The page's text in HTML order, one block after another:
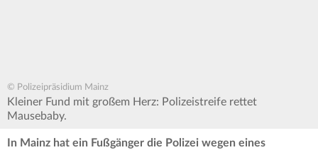
© Polizeipräsidium Mainz
Kleiner Fund mit großem Herz: Polizeistreife rettet
Mausebaby.
In Mainz hat ein Fußgänger die Polizei wegen eines